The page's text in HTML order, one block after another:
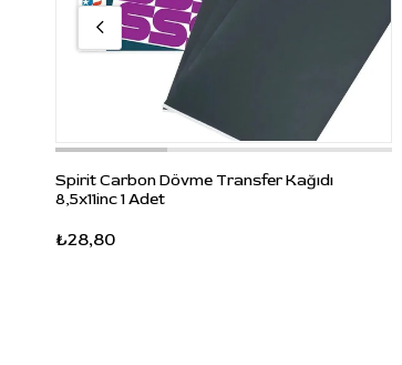
Spirit Carbon Dövme Transfer Kağıdı
8,5x11inc 1 Adet
₺28,80